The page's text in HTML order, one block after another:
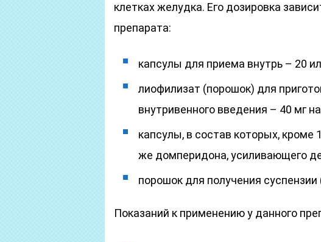
клетках желудка. Его дозировка
препарата:
капсулы для приема внутрь – 20
лиофилизат (порошок) для
внутривенного введения – 40 мг
капсулы, в состав которых, кроме
же домперидона, усиливающего
порошок для получения
Показаний к применению у данного